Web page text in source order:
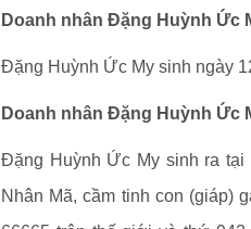
Doanh nhân Đặng Huỳnh Ức
Đặng Huỳnh Ức My sinh ngày
Doanh nhân Đặng Huỳnh Ức
Đặng Huỳnh Ức My sinh ra tại
Nhân Mã, cầm tinh con (giáp)